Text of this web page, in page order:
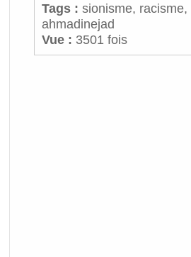
Tags : sionisme, racisme,
ahmadinejad
Vue : 3501 fois